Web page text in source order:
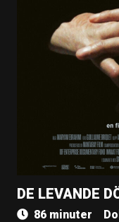
DE LEVANDE
86 minuter